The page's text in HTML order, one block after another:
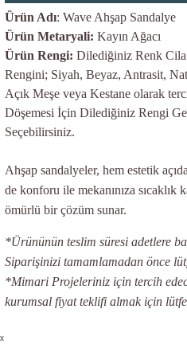
Ürün Adı: Wave Ahşap Sandalye
Ürün Metaryali: Kayın Ağacı
Ürün Rengi: Dilediğiniz Renk
Rengini; Siyah, Beyaz, Antrasit,
Açık Meşe veya Kestane olarak
Döşemesi İçin Dilediğiniz Rengi
Seçebilirsiniz.
Ahşap sandalyeler, hem estetik
de konforu ile mekanınıza sıcaklık
ömürlü bir çözüm sunar.
*Ürününün teslim süresi adetlere
Siparişinizi tamamlamadan önce
*Mimari Projeleriniz için tercih
kurumsal fiyat teklifi almak için
x